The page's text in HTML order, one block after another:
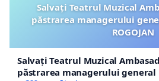
Salvați Teatrul Muzical
păstrarea managerului
ROGOJAN
Salvați Teatrul Muzical
păstrarea managerului general